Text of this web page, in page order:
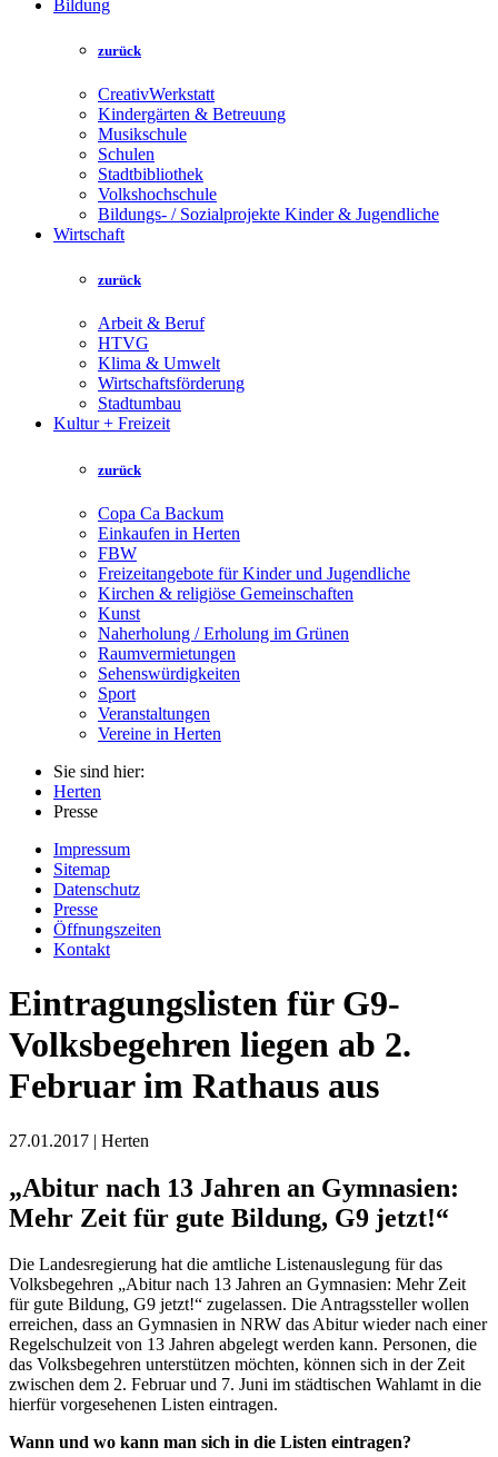
Bildung
zurück
CreativWerkstatt
Kindergärten & Betreuung
Musikschule
Schulen
Stadtbibliothek
Volkshochschule
Bildungs- / Sozialprojekte Kinder & Jugendliche
Wirtschaft
zurück
Arbeit & Beruf
HTVG
Klima & Umwelt
Wirtschaftsförderung
Stadtumbau
Kultur + Freizeit
zurück
Copa Ca Backum
Einkaufen in Herten
FBW
Freizeitangebote für Kinder und Jugendliche
Kirchen & religiöse Gemeinschaften
Kunst
Naherholung / Erholung im Grünen
Raumvermietungen
Sehenswürdigkeiten
Sport
Veranstaltungen
Vereine in Herten
Sie sind hier:
Herten
Presse
Impressum
Sitemap
Datenschutz
Presse
Öffnungszeiten
Kontakt
Eintragungslisten für G9-
Volksbegehren liegen ab 2.
Februar im Rathaus aus
27.01.2017 | Herten
„Abitur nach 13 Jahren an Gymnasien:
Mehr Zeit für gute Bildung, G9 jetzt!“
Die Landesregierung hat die amtliche Listenauslegung für das
Volksbegehren „Abitur nach 13 Jahren an Gymnasien: Mehr Zeit
für gute Bildung, G9 jetzt!“ zugelassen. Die Antragssteller wollen
erreichen, dass an Gymnasien in NRW das Abitur wieder nach einer
Regelschulzeit von 13 Jahren abgelegt werden kann. Personen, die
das Volksbegehren unterstützen möchten, können sich in der Zeit
zwischen dem 2. Februar und 7. Juni im städtischen Wahlamt in die
hierfür vorgesehenen Listen eintragen.
Wann und wo kann man sich in die Listen eintragen?